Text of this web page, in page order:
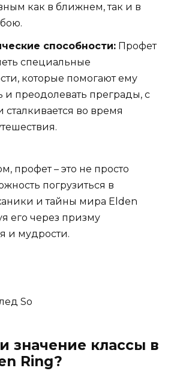
как в ближнем, так и в
способности: Профет
специальные
которые помогают ему
и преодолевать преграды, с
сталкивается во время
профет – это не просто
погрузиться в
и тайны мира Elden
его через призму
и мудрости.
So
значение классы в
Ring?